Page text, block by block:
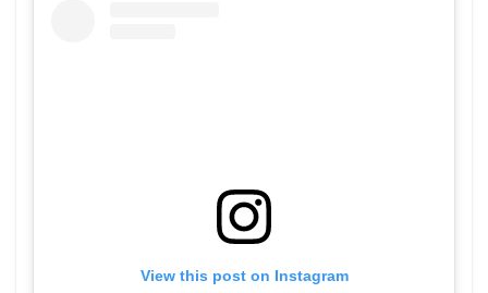
View this post on Instagram